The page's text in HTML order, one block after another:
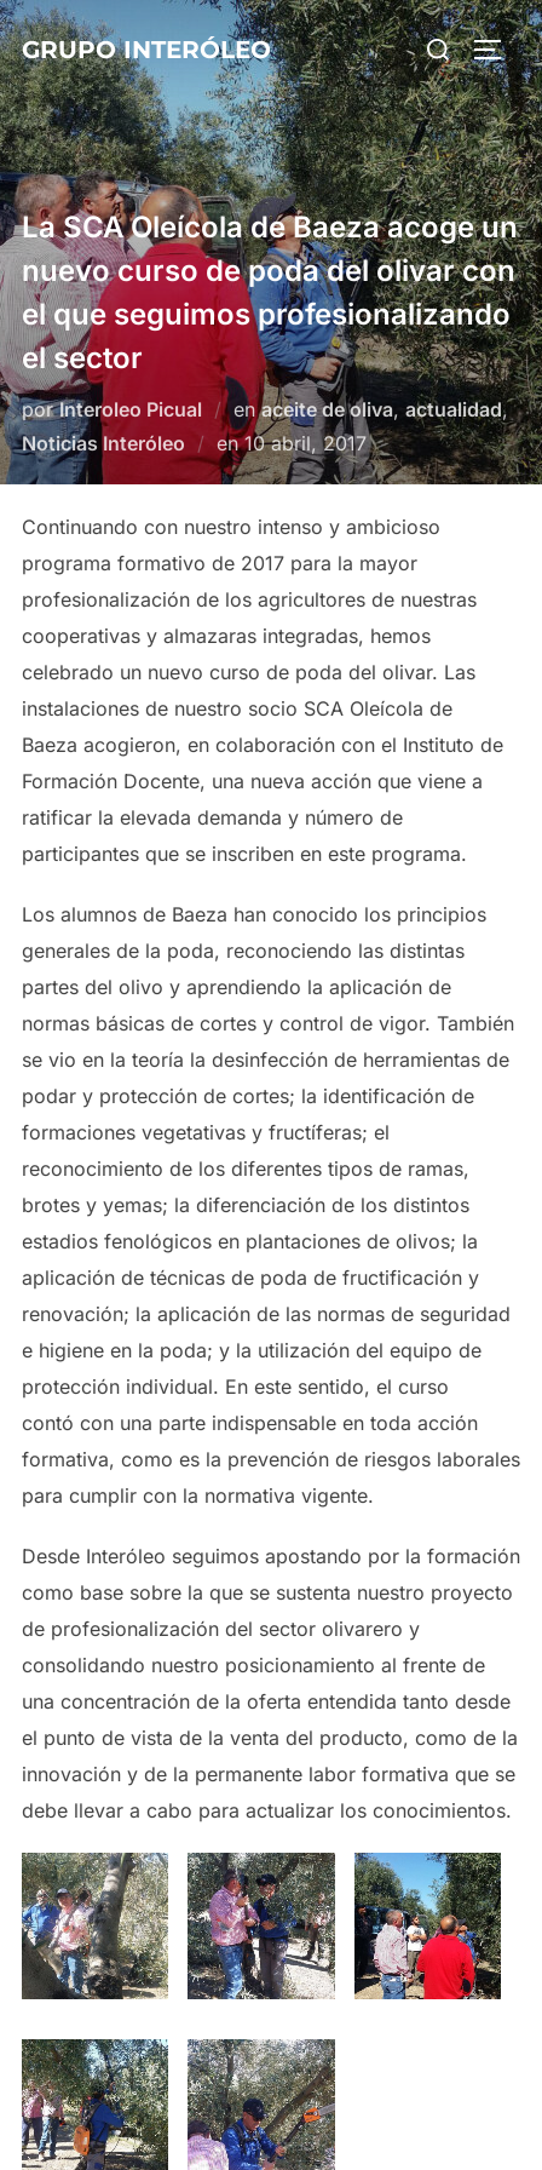
Saltar
al
contenido
GRUPO INTERÓLEO Buscar:
La SCA Oleícola de Baeza acoge un
nuevo curso de poda del olivar con
el que seguimos profesionalizando
el sector
porInteroleo Picual enaceite de oliva, actualidad,
Noticias Interóleo
enPublicado
el
10 abril, 2017
Continuando con nuestro intenso y ambicioso
programa formativo de 2017 para la mayor
profesionalización de los agricultores de nuestras
cooperativas y almazaras integradas, hemos
celebrado un nuevo curso de poda del olivar. Las
instalaciones de nuestro socio SCA Oleícola de
Baeza acogieron, en colaboración con el Instituto de
Formación Docente, una nueva acción que viene a
ratificar la elevada demanda y número de
participantes que se inscriben en este programa.
Los alumnos de Baeza han conocido los principios
generales de la poda, reconociendo las distintas
partes del olivo y aprendiendo la aplicación de
normas básicas de cortes y control de vigor. También
se vio en la teoría la desinfección de herramientas de
podar y protección de cortes; la identificación de
formaciones vegetativas y fructíferas; el
reconocimiento de los diferentes tipos de ramas,
brotes y yemas; la diferenciación de los distintos
estadios fenológicos en plantaciones de olivos; la
aplicación de técnicas de poda de fructificación y
renovación; la aplicación de las normas de seguridad
e higiene en la poda; y la utilización del equipo de
protección individual. En este sentido, el curso
contó con una parte indispensable en toda acción
formativa, como es la prevención de riesgos laborales
para cumplir con la normativa vigente.
Desde Interóleo seguimos apostando por la formación
como base sobre la que se sustenta nuestro proyecto
de profesionalización del sector olivarero y
consolidando nuestro posicionamiento al frente de
una concentración de la oferta entendida tanto desde
el punto de vista de la venta del producto, como de la
innovación y de la permanente labor formativa que se
debe llevar a cabo para actualizar los conocimientos.